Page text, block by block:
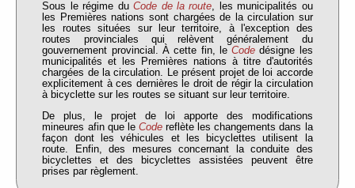
Sous le régime duCode de la route, les municipalités ou
les Premières nations sont chargées de la circulation sur
les routes situées sur leur territoire, à l'exception des
routes provinciales qui relèvent généralement du
gouvernement provincial. À cette fin, leCode désigne les
municipalités et les Premières nations à titre d'autorités
chargées de la circulation. Le présent projet de loi accorde
explicitement à ces dernières le droit de régir la circulation
à bicyclette sur les routes se situant sur leur territoire.
De plus, le projet de loi apporte des modifications
mineures afin que le Codereflète les changements dans la
façon dont les véhicules et les bicyclettes utilisent la
route. Enfin, des mesures concernant la conduite des
bicyclettes et des bicyclettes assistées peuvent être
prises par règlement.